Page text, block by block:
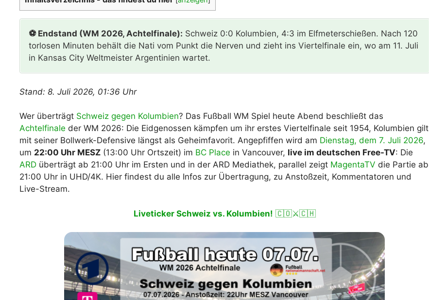
WM 2026 Spielplan Excel – kostenlos
⚽ Endstand (WM 2026, Achtelfinale): Schweiz 0:0 Kolumbien, 4:3 im Elfmeterschießen. Nach 120
torlosen Minuten behält die Nati vom Punkt die Nerven und zieht ins Viertelfinale ein, wo am 11. Juli
in Kansas City Weltmeister Argentinien wartet.
Stand: 8. Juli 2026, 01:36 Uhr
Wer überträgt Schweiz gegen Kolumbien? Das Fußball WM Spiel heute Abend beschließt das
Achtelfinale der WM 2026: Die Eidgenossen kämpfen um ihr erstes Viertelfinale seit 1954, Kolumbien gilt
mit seiner Bollwerk-Defensive längst als Geheimfavorit. Angepfiffen wird am Dienstag, dem 7. Juli 2026,
um 22:00 Uhr MESZ (13:00 Uhr Ortszeit) im BC Place in Vancouver, live im deutschen Free-TV: Die
ARD überträgt ab 21:00 Uhr im Ersten und in der ARD Mediathek, parallel zeigt MagentaTV die Partie ab
21:00 Uhr in UHD/4K. Hier findest du alle Infos zur Übertragung, zu Anstoßzeit, Kommentatoren und
Live-Stream.
Liveticker Schweiz vs. Kolumbien! 🇨🇴⚔️🇨🇭